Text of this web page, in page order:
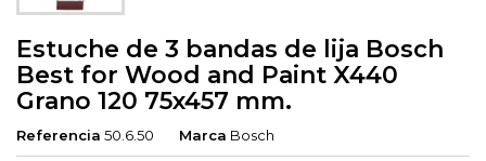
Estuche de 3 bandas de lija Bosch
Best for Wood and Paint X440
Grano 120 75x457 mm.
Referencia 50.6.50 Marca Bosch